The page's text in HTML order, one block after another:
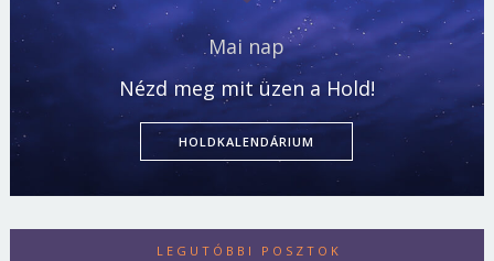
Mai nap
Nézd meg mit üzen a Hold!
HOLDKALENDÁRIUM
LEGUTÓBBI POSZTOK